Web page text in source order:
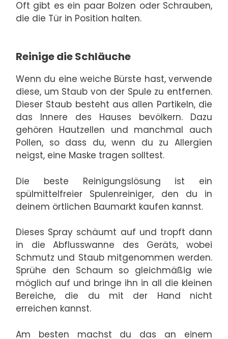
Oft gibt es ein paar Bolzen oder Schrauben,
die die Tür in Position halten.
Reinige die Schläuche
Wenn du eine weiche Bürste hast, verwende
diese, um Staub von der Spule zu entfernen.
Dieser Staub besteht aus allen Partikeln, die
das Innere des Hauses bevölkern. Dazu
gehören Hautzellen und manchmal auch
Pollen, so dass du, wenn du zu Allergien
neigst, eine Maske tragen solltest.
Die beste Reinigungslösung ist ein
spülmittelfreier Spulenreiniger, den du in
deinem örtlichen Baumarkt kaufen kannst.
Dieses Spray schäumt auf und tropft dann
in die Abflusswanne des Geräts, wobei
Schmutz und Staub mitgenommen werden.
Sprühe den Schaum so gleichmäßig wie
möglich auf und bringe ihn in all die kleinen
Bereiche, die du mit der Hand nicht
erreichen kannst.
Am besten machst du das an einem